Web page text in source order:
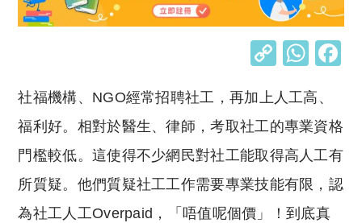
C
p
y
Li
n
k
W
at
s
A
p
p
社福機構、NGO經常招聘社工，再加上人工高、
福利好。相對於醫生、律師，考取社工的專業資格
門檻較低。這使得不少網民對社工能取得高人工有
所質疑。他們質疑社工工作需要專業技能有限，認
為社工人工Overpaid，「唔值呢個價」！到底真